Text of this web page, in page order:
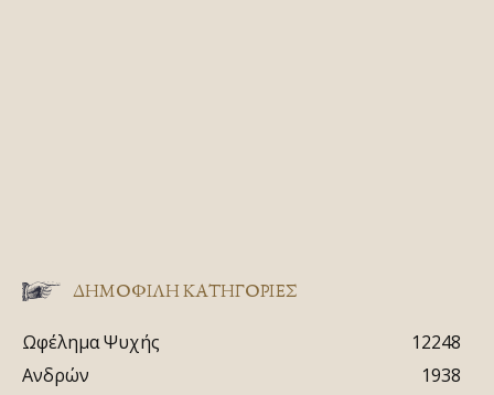
ΔΗΜΟΦΙΛΗ ΚΑΤΗΓΟΡΙΕΣ
Ωφέλημα Ψυχής
12248
Ανδρών
1938